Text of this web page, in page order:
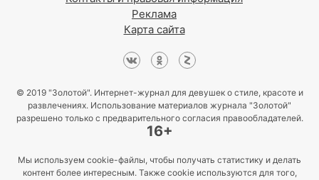
Реклама
Карта сайта
© 2019 "Золотой". Интернет-журнал для девушек о стиле, красоте и
развлечениях. Использование материалов журнала "Золотой"
разрешено только с предварительного согласия правообладателей.
16+
Мы используем cookie-файлы, чтобы получать статистику и делать
контент более интересным. Также cookie используются для того,